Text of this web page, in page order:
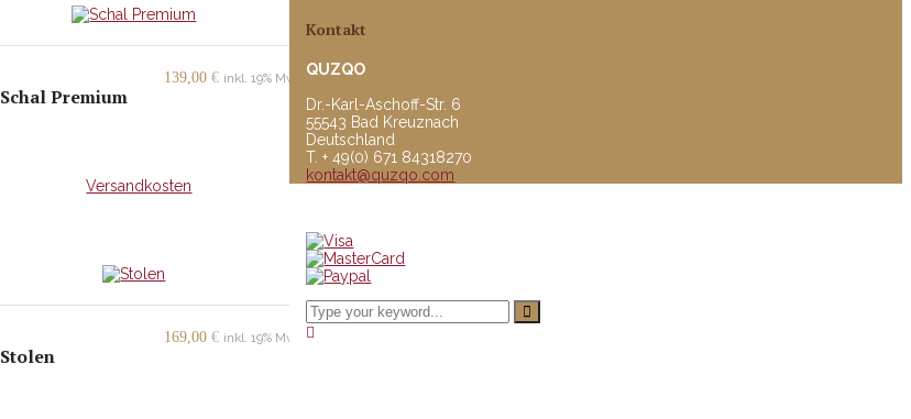
Schal Premium
139,00€ inkl. 19% MwSt.
+Versandkosten
Stolen
169,00€ inkl. 19% MwSt.
Kontakt
QUZQO
Dr.-Karl-Aschoff-Str. 6
55543 Bad Kreuznach
Deutschland
T. + 49(0) 671 84318270
kontakt@quzqo.com